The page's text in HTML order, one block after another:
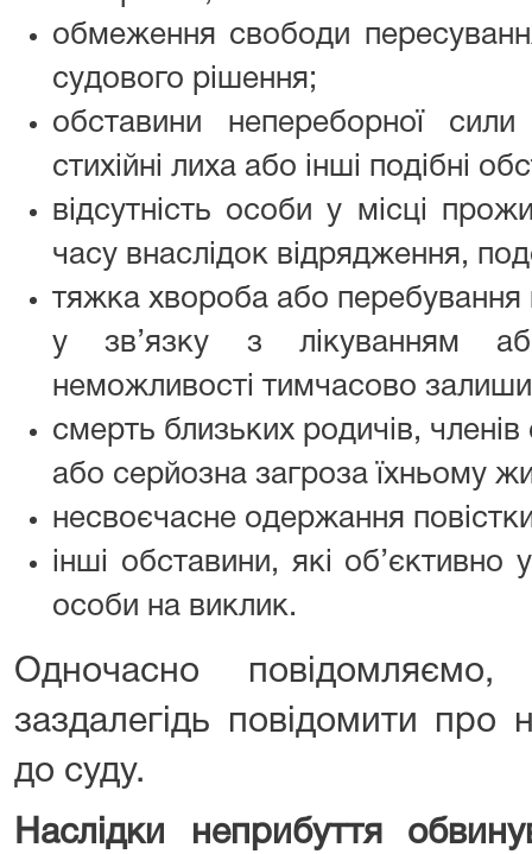
обмеження свободи
судового рішення;
обставини непереборної сили
стихійні лиха або інші подібні
відсутність особи у місці
часу внаслідок відрядження,
тяжка хвороба або перебування
у зв’язку з лікуванням
неможливості тимчасово
смерть близьких родичів, членів
або серйозна загроза їхньому
несвоєчасне одержання
інші обставини, які
особи на виклик.
Одночасно
заздалегідь повідомити про
до суду.
Наслідки неприбуття